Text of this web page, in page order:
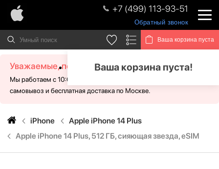
+7 (499) 113-93-51
Обратный звонок
Ваша корзина пуста
Ваша корзина пуста!
Уважаемые, посетители!
Мы работаем с 10:00 - 21:00 без выходных. Для Вас доступен
самовывоз и бесплатная доставка по Москве.
iPhone
Apple iPhone 14 Plus
Apple iPhone 14 Plus, 512 ГБ, сияющая звезда, eSIM